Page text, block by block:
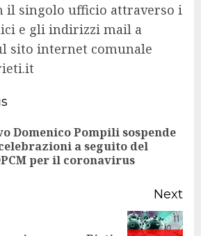
il singolo ufficio attraverso i
e gli indirizzi mail a
sito internet comunale
Domenico Pompili sospende
a seguito del
per il coronavirus
Next